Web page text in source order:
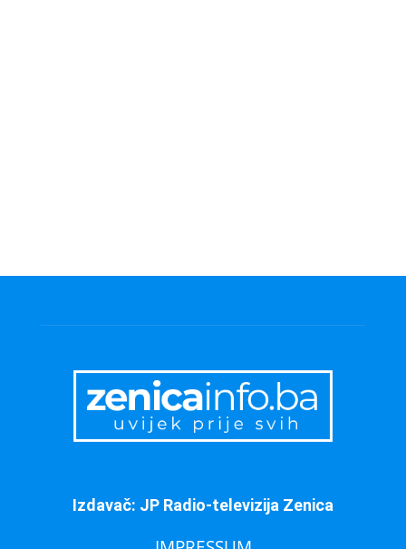
Izdavač: JP Radio-televizija Zenica